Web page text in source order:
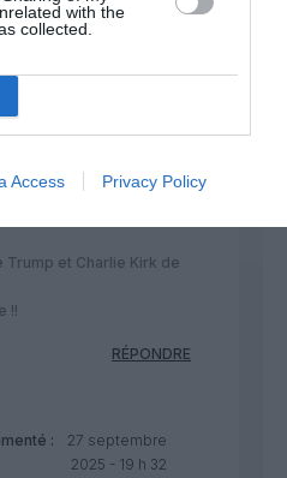
with the
collected.
Access Privacy Policy
ce pays ?? et toi même tu
dictateur de la pensée en
Boeing, on est
crache sur la France à
?? dis moi que tu
forums des sites
Trump et Charlie Kirk de
!!
RÉPONDRE
:
27 septembre
2025 - 19 h 32